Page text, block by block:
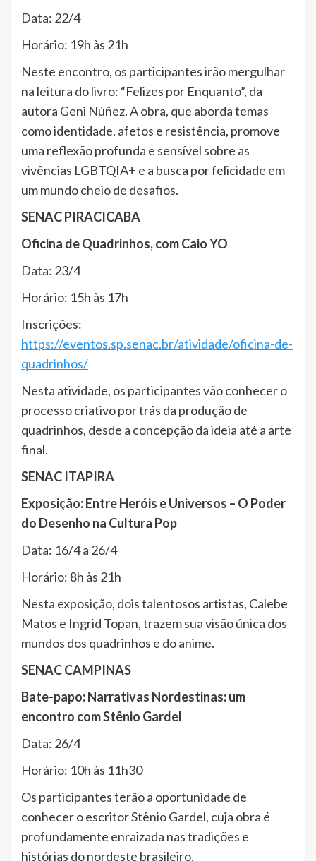
Data: 22/4
Horário: 19h às 21h
Neste encontro, os participantes irão mergulhar
na leitura do livro: “Felizes por Enquanto”, da
autora Geni Núñez. A obra, que aborda temas
como identidade, afetos e resistência, promove
uma reflexão profunda e sensível sobre as
vivências LGBTQIA+ e a busca por felicidade em
um mundo cheio de desafios.
SENAC PIRACICABA
Oficina de Quadrinhos, com Caio YO
Data: 23/4
Horário: 15h às 17h
Inscrições:
https://eventos.sp.senac.br/atividade/oficina-de-
quadrinhos/
Nesta atividade, os participantes vão conhecer o
processo criativo por trás da produção de
quadrinhos, desde a concepção da ideia até a arte
final.
SENAC ITAPIRA
Exposição: Entre Heróis e Universos – O Poder
do Desenho na Cultura Pop
Data: 16/4 a 26/4
Horário: 8h às 21h
Nesta exposição, dois talentosos artistas, Calebe
Matos e Ingrid Topan, trazem sua visão única dos
mundos dos quadrinhos e do anime.
SENAC CAMPINAS
Bate-papo: Narrativas Nordestinas: um
encontro com Stênio Gardel
Data: 26/4
Horário: 10h às 11h30
Os participantes terão a oportunidade de
conhecer o escritor Stênio Gardel, cuja obra é
profundamente enraizada nas tradições e
histórias do nordeste brasileiro.